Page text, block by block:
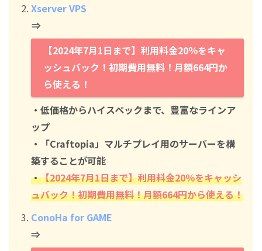
Xserver VPS
⇒
【2024年7月1日まで】利用料金20％をキャ
ッシュバック！初期費用無料！月額664円か
ら使える！
・低価格からハイスペックまで、豊富なラインア
ップ
・「Craftopia」マルチプレイ用のサーバーを構
築することが可能
・【2024年7月1日まで】利用料金20％をキャッシ
ュバック！初期費用無料！月額664円から使える！
ConoHa for GAME
⇒